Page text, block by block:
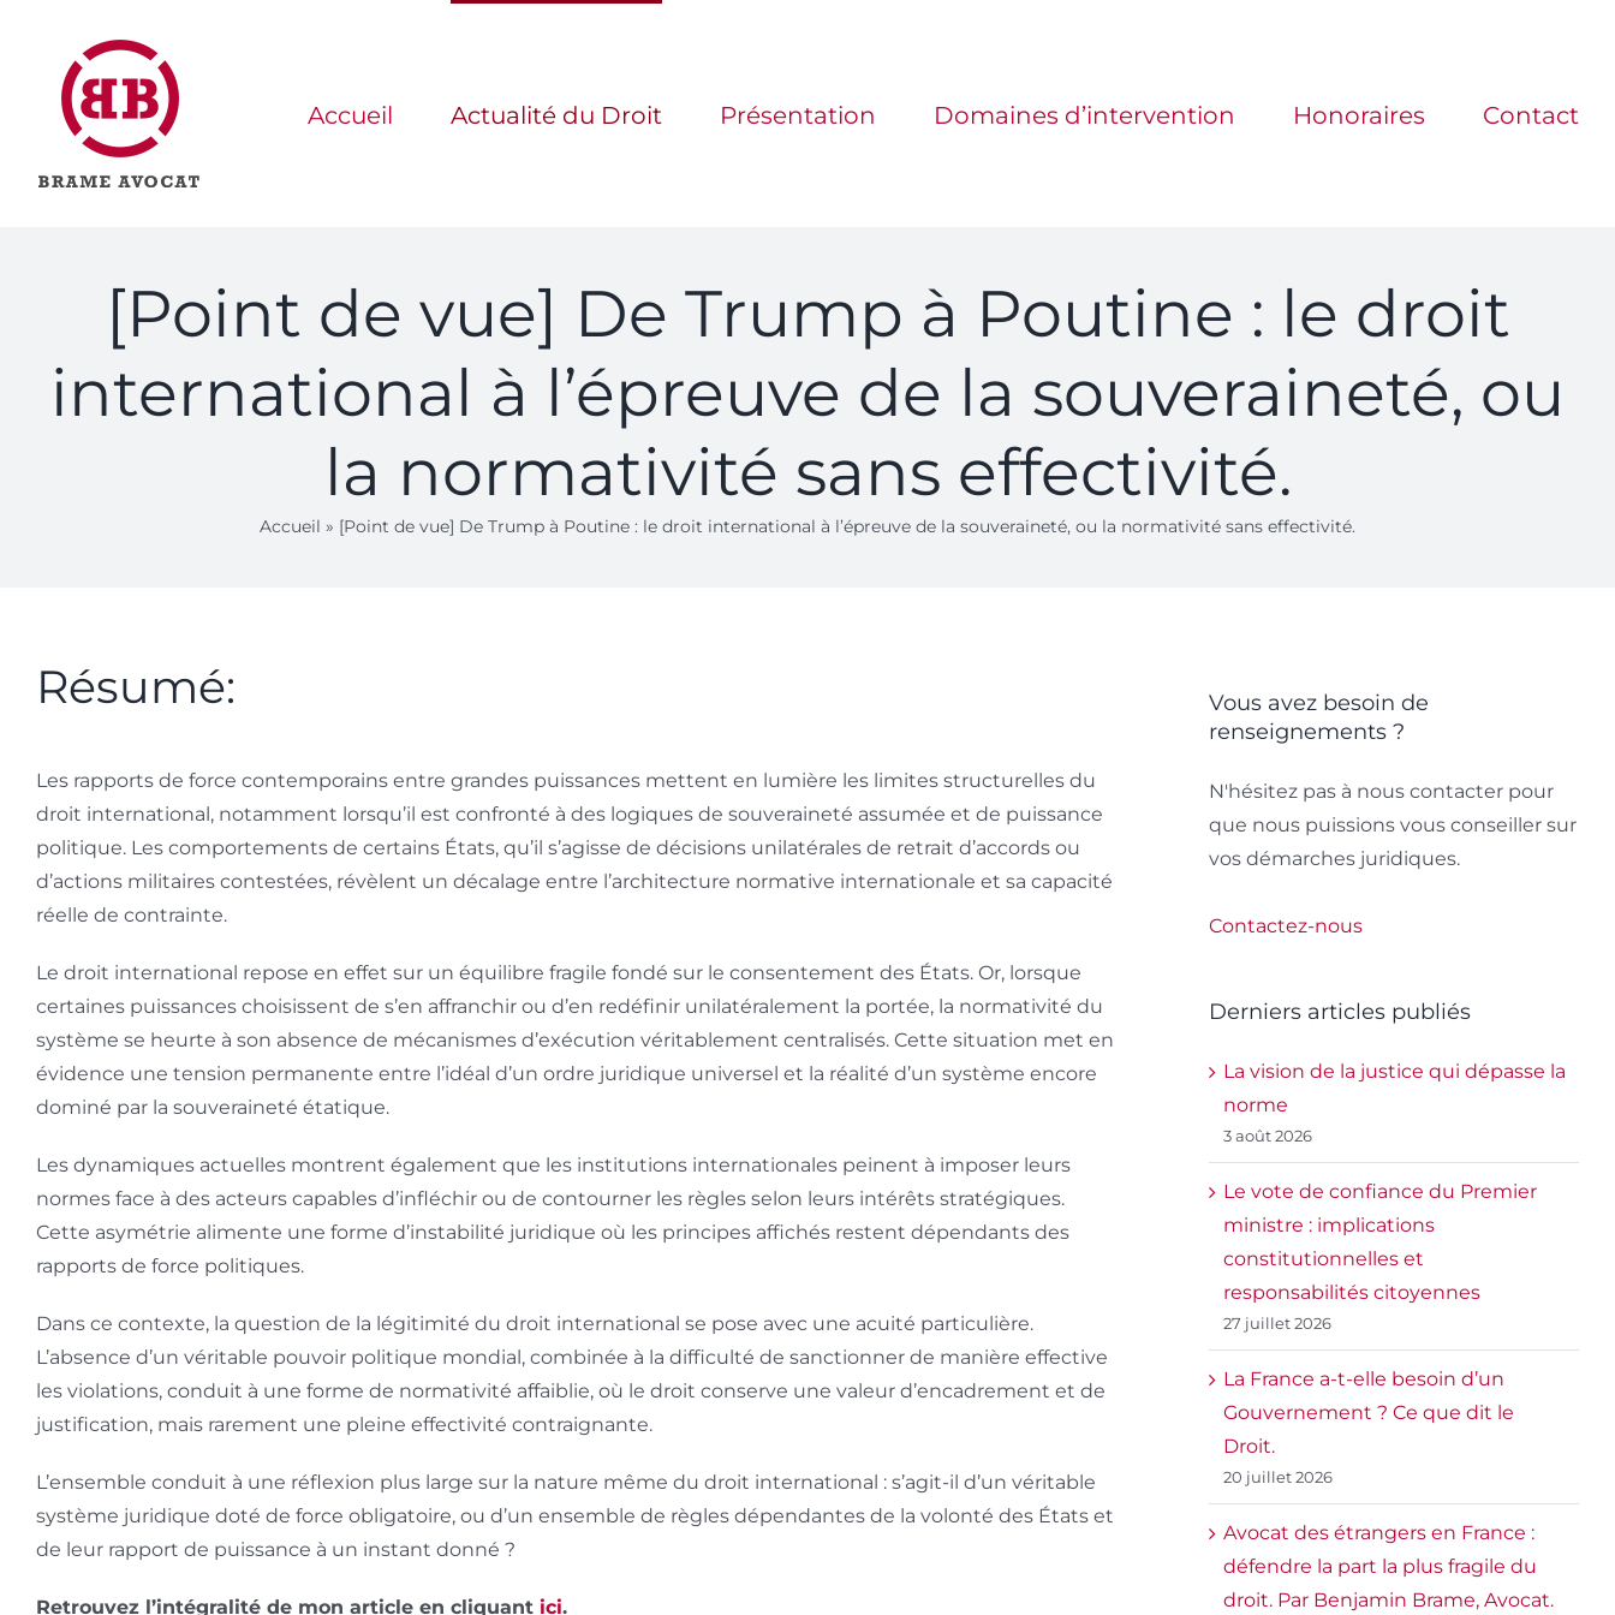
contenu
Accueil Actualité du Droit Présentation Domaines d’intervention Honoraires Contact
[Point de vue] De Trump à Poutine : le droit
international à l’épreuve de la souveraineté, ou
la normativité sans effectivité.
Accueil » [Point de vue] De Trump à Poutine : le droit international à l’épreuve de la souveraineté, ou la normativité sans effectivité.
Résumé:
Les rapports de force contemporains entre grandes puissances mettent en lumière les limites structurelles du
droit international, notamment lorsqu’il est confronté à des logiques de souveraineté assumée et de puissance
politique. Les comportements de certains États, qu’il s’agisse de décisions unilatérales de retrait d’accords ou
d’actions militaires contestées, révèlent un décalage entre l’architecture normative internationale et sa capacité
réelle de contrainte.
Le droit international repose en effet sur un équilibre fragile fondé sur le consentement des États. Or, lorsque
certaines puissances choisissent de s’en affranchir ou d’en redéfinir unilatéralement la portée, la normativité du
système se heurte à son absence de mécanismes d’exécution véritablement centralisés. Cette situation met en
évidence une tension permanente entre l’idéal d’un ordre juridique universel et la réalité d’un système encore
dominé par la souveraineté étatique.
Les dynamiques actuelles montrent également que les institutions internationales peinent à imposer leurs
normes face à des acteurs capables d’infléchir ou de contourner les règles selon leurs intérêts stratégiques.
Cette asymétrie alimente une forme d’instabilité juridique où les principes affichés restent dépendants des
rapports de force politiques.
Dans ce contexte, la question de la légitimité du droit international se pose avec une acuité particulière.
L’absence d’un véritable pouvoir politique mondial, combinée à la difficulté de sanctionner de manière effective
les violations, conduit à une forme de normativité affaiblie, où le droit conserve une valeur d’encadrement et de
justification, mais rarement une pleine effectivité contraignante.
L’ensemble conduit à une réflexion plus large sur la nature même du droit international : s’agit-il d’un véritable
système juridique doté de force obligatoire, ou d’un ensemble de règles dépendantes de la volonté des États et
de leur rapport de puissance à un instant donné ?
Retrouvez l’intégralité de mon article en cliquant ici.
Vous avez besoin de
renseignements ?
N'hésitez pas à nous contacter pour
que nous puissions vous conseiller sur
vos démarches juridiques.
Contactez-nous
Derniers articles publiés
La vision de la justice qui dépasse la
norme
3 août 2026
Le vote de confiance du Premier
ministre : implications
constitutionnelles et
responsabilités citoyennes
27 juillet 2026
La France a-t-elle besoin d’un
Gouvernement ? Ce que dit le
Droit.
20 juillet 2026
Avocat des étrangers en France :
défendre la part la plus fragile du
droit. Par Benjamin Brame, Avocat.